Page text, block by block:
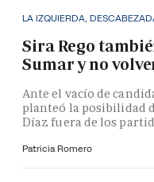
LA IZQUIERDA,
Sira Rego
Sumar y no
Ante el vacío de
planteó la posibilidad
Díaz fuera de los
Patricia Romero